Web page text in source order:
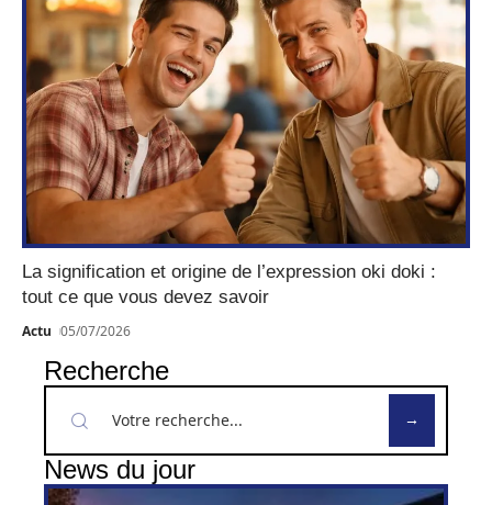
La signification et origine de l’expression oki doki :
tout ce que vous devez savoir
Actu 05/07/2026
Recherche
News du jour